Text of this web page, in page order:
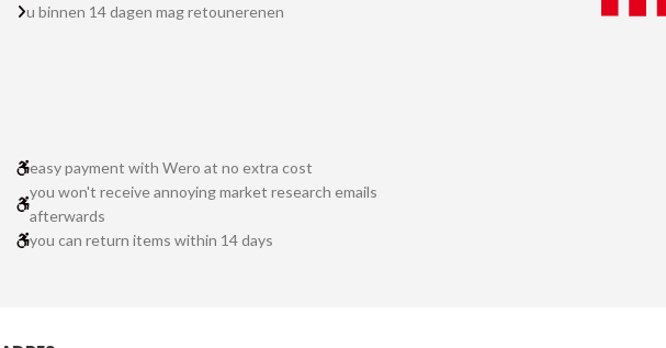
u binnen 14 dagen mag retounerenen
easy payment with Wero at no extra cost
you won't receive annoying market research emails
afterwards
you can return items within 14 days